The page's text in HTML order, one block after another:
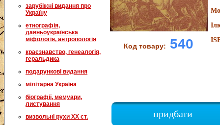
зарубіжні видання про
Україну
етнографія,
давньоукраїнська
міфологія, антропологія
краєзнавство, генеалогія,
геральдика
подарункові видання
мілітарна Україна
біографії, мемуари,
листування
визвольні рухи XX ст.
Код товару: 540
придбати